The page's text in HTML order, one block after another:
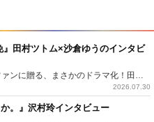
』田村ツトム×沙倉ゆうのインタビ
『侍タイムスリッパー』ファンに贈る、まさかのドラマ化！田村ツトム×沙倉ゆうのが語る『心配無用ノ介』撮影秘話
2026.07.30
。』沢村玲インタビュー